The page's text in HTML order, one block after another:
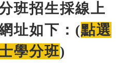
班招生採線上
址如下：(點選
學分班)